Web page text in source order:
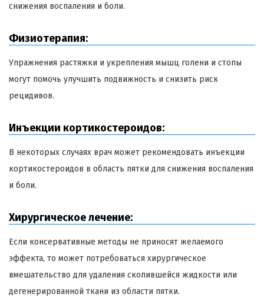
снижения воспаления и боли.
Физиотерапия:
Упражнения растяжки и укрепления мышц голени и стопы
могут помочь улучшить подвижность и снизить риск
рецидивов.
Инъекции кортикостероидов:
В некоторых случаях врач может рекомендовать инъекции
кортикостероидов в область пятки для снижения воспаления
и боли.
Хирургическое лечение:
Если консервативные методы не приносят желаемого
эффекта, то может потребоваться хирургическое
вмешательство для удаления скопившейся жидкости или
дегенерированной ткани из области пятки.